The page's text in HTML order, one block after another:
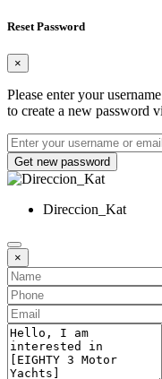
Reset Password
×
Please enter your
to create a new password
Get new password
Direccion_Kat
×